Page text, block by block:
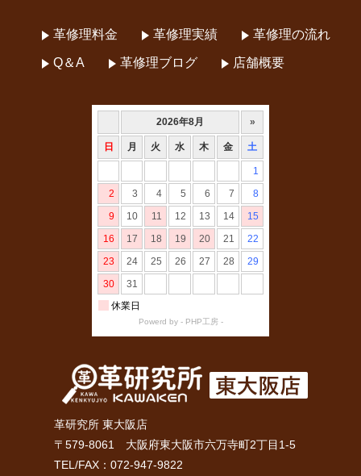
革修理料金 革修理実績 革修理の流れ
Q＆A 革修理ブログ 店舗概要
革研究所 東大阪店
〒579-8061 大阪府東大阪市六万寺町2丁目1-5
TEL/FAX：072-947-9822